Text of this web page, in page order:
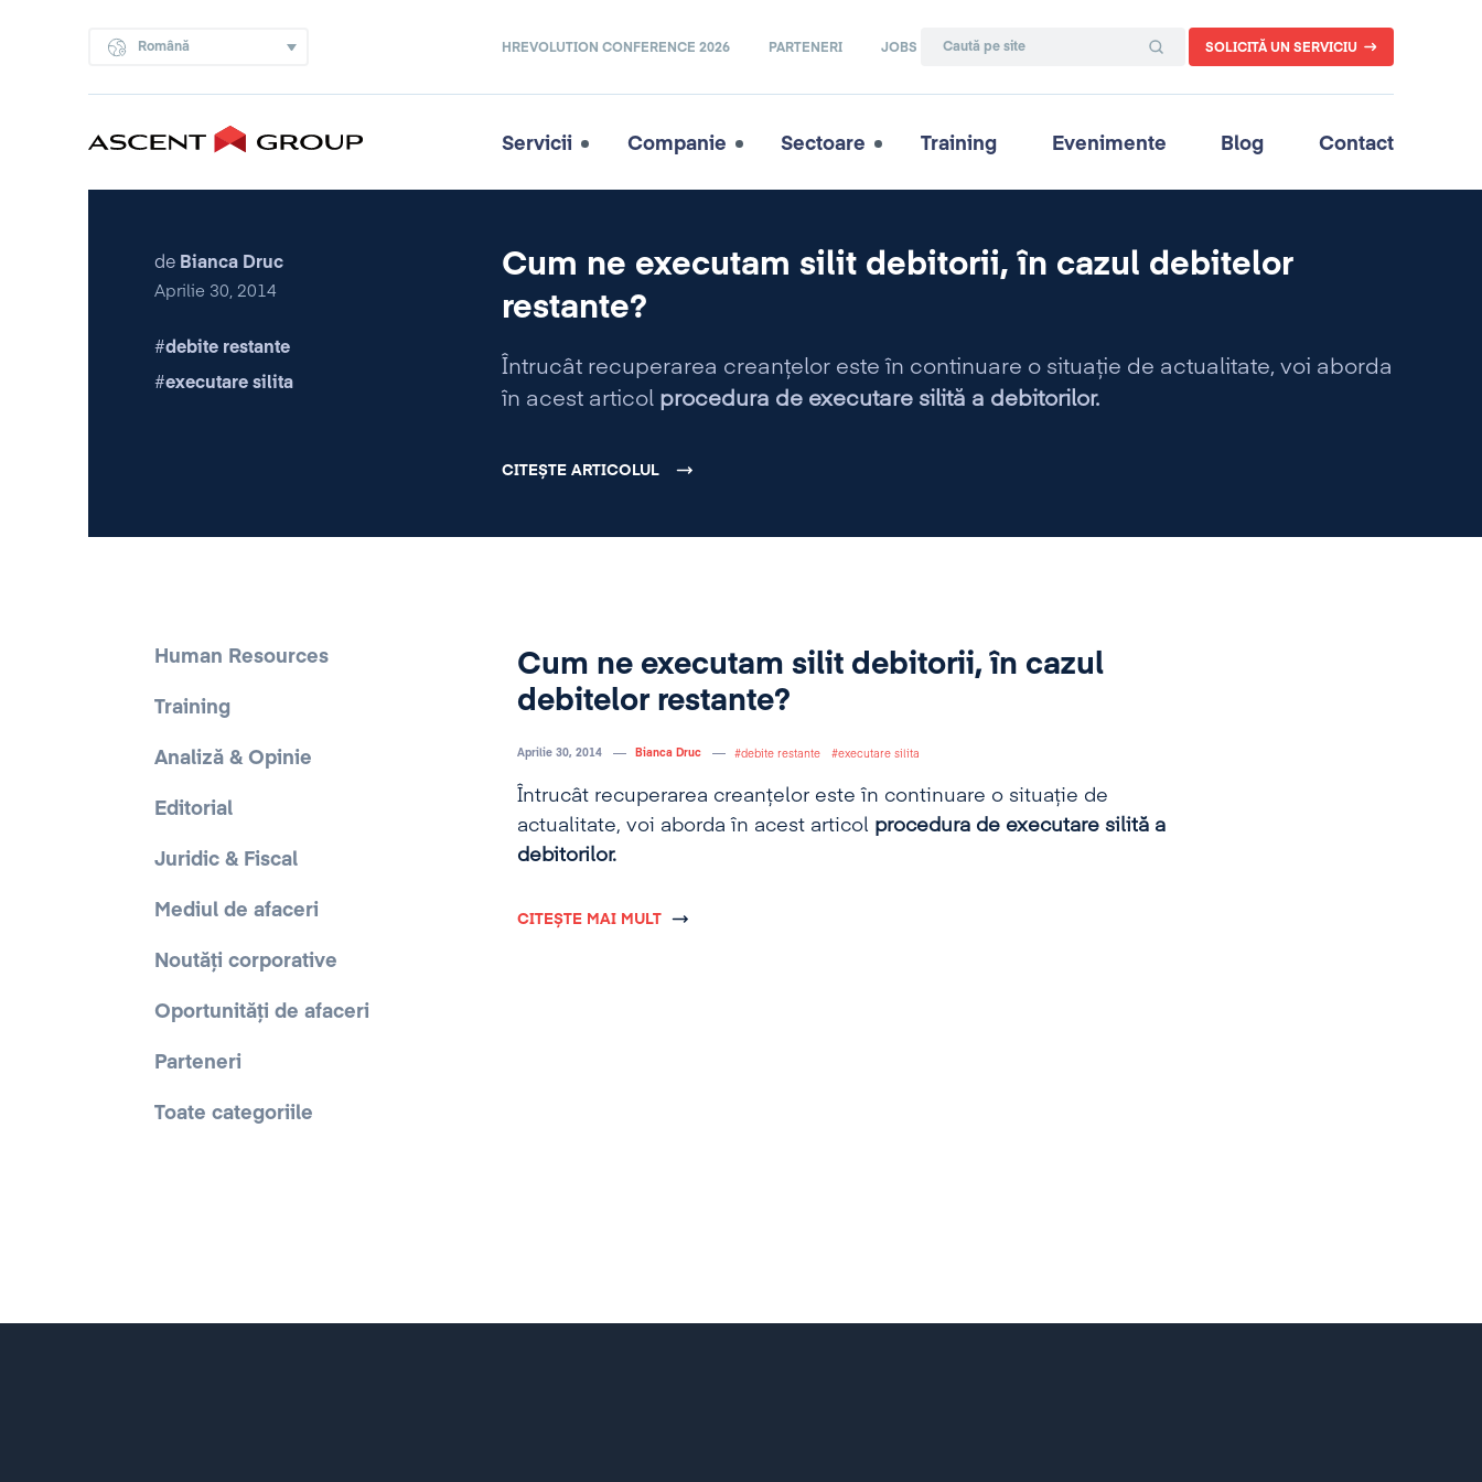
Română HREVOLUTION CONFERENCE 2026 PARTENERI JOBS SOLICITĂ UN SERVICIU
Servicii Companie Sectoare Training Evenimente Blog Contact
de Bianca Druc
Aprilie 30, 2014
debite restante
executare silita
Cum ne executam silit debitorii, în cazul debitelor
restante?
Întrucât recuperarea creanţelor este în continuare o situaţie de actualitate, voi aborda
în acest articol procedura de executare silită a debitorilor.
CITEȘTE ARTICOLUL
Human Resources
Training
Analiză & Opinie
Editorial
Juridic & Fiscal
Mediul de afaceri
Noutăți corporative
Oportunități de afaceri
Parteneri
Toate categoriile
Cum ne executam silit debitorii, în cazul
debitelor restante?
Aprilie 30, 2014 Bianca Druc debite restante executare silita
Întrucât recuperarea creanţelor este în continuare o situaţie de
actualitate, voi aborda în acest articol procedura de executare silită a
debitorilor.
CITEȘTE MAI MULT